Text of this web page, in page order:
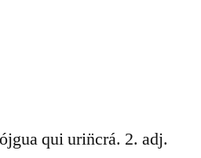
qui urin̈crá. 2. adj.